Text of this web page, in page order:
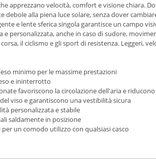
apprezzano velocità, comfort e visione chiara.
alla piena luce solare, senza dover
e lente sferica singola garantisce un campo
personalizzata, anche in caso di sudore,
il ciclismo e gli sport di resistenza.
minimo per le massime prestazioni
e ininterrotto
favoriscono la circolazione dell'aria e
viso e garantiscono una vestibilità sicura
personalizzata e stabile
saldamente in posizione
un comodo utilizzo con qualsiasi casco